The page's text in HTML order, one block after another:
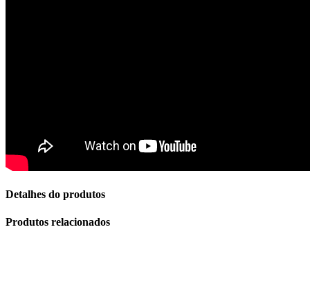
Detalhes do produtos
Produtos relacionados